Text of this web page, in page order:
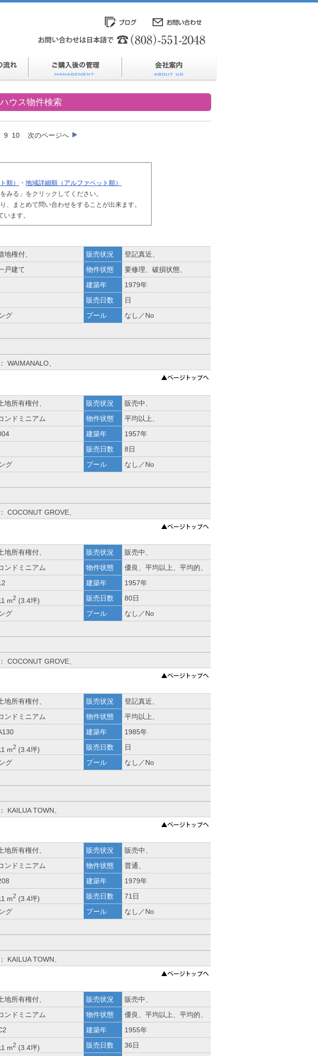
ウス物件検索
9 10 次のページへ
順） ・ 地域詳細順（アルファベット順）
みる」をクリックしてください。
、まとめて問い合わせをすることが出来ます。
ます。
地権付、 販売状況
登記真近、
戸建て 物件状態
要修理、破損状態、
建築年 1979年
販売日数
日
グ プール
なし／No
WAIMANALO、
地所有権付、 販売状況
販売中、
ンドミニアム 物件状態
平均以上、
建築年
1957年
販売日数
8日
グ プール
なし／No
COCONUT GROVE、
地所有権付、 販売状況
販売中、
ンドミニアム 物件状態
優良、平均以上、平均的、
建築年
1957年
m2 (3.4坪) 販売日数
80日
グ プール
なし／No
COCONUT GROVE、
地所有権付、 販売状況
登記真近、
ンドミニアム 物件状態
平均以上、
建築年
1985年
m2 (3.4坪) 販売日数
日
グ プール
なし／No
KAILUA TOWN、
地所有権付、 販売状況
販売中、
ンドミニアム 物件状態
普通、
建築年
1979年
m2 (3.4坪) 販売日数
71日
グ プール
なし／No
KAILUA TOWN、
地所有権付、 販売状況
販売中、
ンドミニアム 物件状態
優良、平均以上、平均的、
建築年
1955年
m2 (3.4坪) 販売日数
36日